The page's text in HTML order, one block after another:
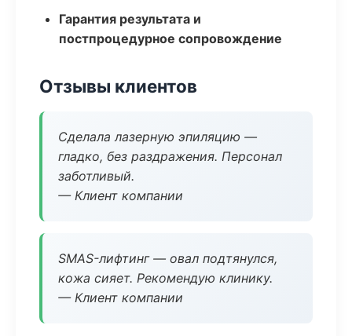
Гарантия результата и
постпроцедурное сопровождение
Отзывы клиентов
Сделала лазерную эпиляцию —
гладко, без раздражения. Персонал
заботливый.
— Клиент компании
SMAS-лифтинг — овал подтянулся,
кожа сияет. Рекомендую клинику.
— Клиент компании